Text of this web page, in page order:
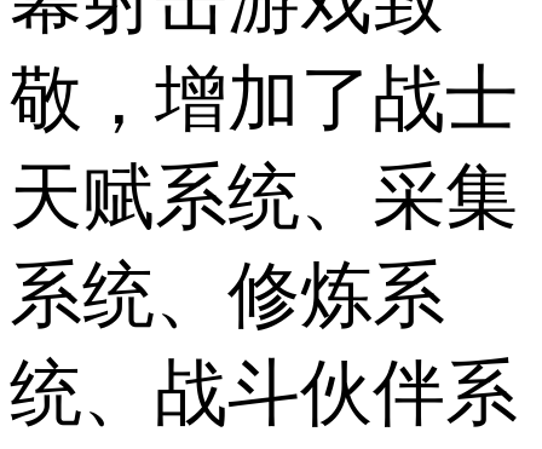
敬，增加了战士
天赋系统、采集
系统、修炼系
统、战斗伙伴系